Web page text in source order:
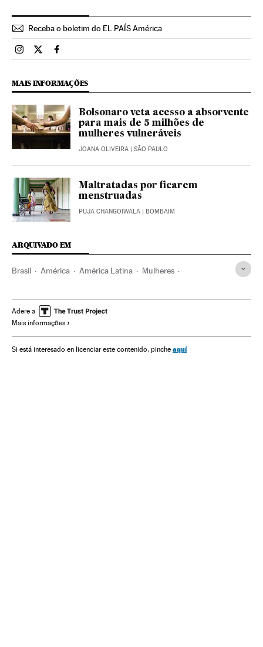
Receba o boletim do EL PAÍS América
Brasil El País Brasil en Instagram
Brasil El País Brasil en Twitter
Brasil El País Brasil en Facebook
MAIS INFORMAÇÕES
Bolsonaro veta acesso a absorvente
para mais de 5 milhões de
mulheres vulneráveis
JOANA OLIVEIRA | SÃO PAULO
Maltratadas por ficarem
menstruadas
PUJA CHANGOIWALA | BOMBAIM
ARQUIVADO EM
Brasil América América Latina Mulheres
Governo Brasil Jair Bolsonaro
Adere a
Mais informações
Si está interesado en licenciar este contenido, pinche aquí